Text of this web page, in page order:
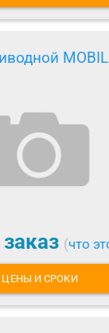
(что
ЦЕНЫ И СРОКИ